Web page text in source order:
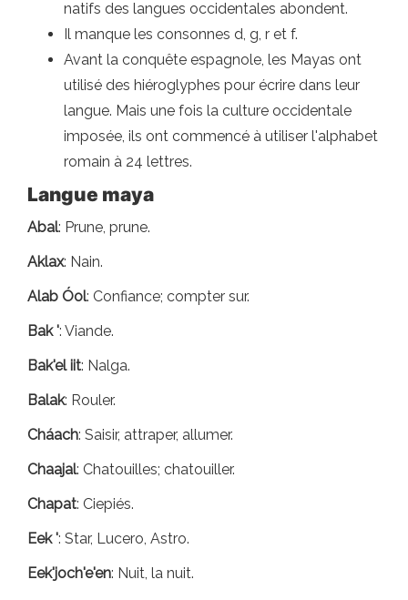
natifs des langues occidentales abondent.
Il manque les consonnes d, g, r et f.
Avant la conquête espagnole, les Mayas ont
utilisé des hiéroglyphes pour écrire dans leur
langue. Mais une fois la culture occidentale
imposée, ils ont commencé à utiliser l'alphabet
romain à 24 lettres.
Langue maya
Abal: Prune, prune.
Aklax: Nain.
Alab Óol: Confiance; compter sur.
Bak ': Viande.
Bak'el iit: Nalga.
Balak: Rouler.
Cháach: Saisir, attraper, allumer.
Chaajal: Chatouilles; chatouiller.
Chapat: Ciepiés.
Eek ': Star, Lucero, Astro.
Eek'joch'e'en: Nuit, la nuit.